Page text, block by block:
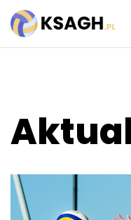
Przejdź